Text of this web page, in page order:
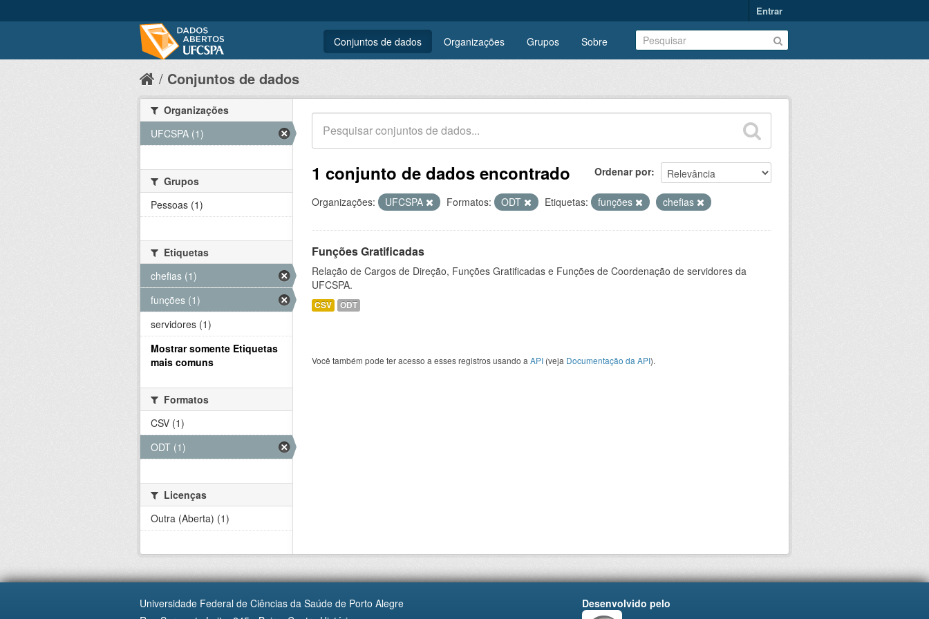
Entrar
Conjuntos de dados Organizações Grupos Sobre
Conjuntos de dados
Ordenar por
1 conjunto de dados encontrado
Organizações: UFCSPA Formatos: ODT Etiquetas: funções chefias
Funções Gratificadas
Relação de Cargos de Direção, Funções Gratificadas e Funções de Coordenação de servidores da
UFCSPA.
CSV ODT
Você também pode ter acesso a esses registros usando a API (veja Documentação da API).
Organizações
UFCSPA (1)
Grupos
Pessoas (1)
Etiquetas
chefias (1)
funções (1)
servidores (1)
Mostrar somente Etiquetas
mais comuns
Formatos
CSV (1)
ODT (1)
Licenças
Outra (Aberta) (1)
Universidade Federal de Ciências da Saúde de Porto Alegre
Desenvolvido pelo